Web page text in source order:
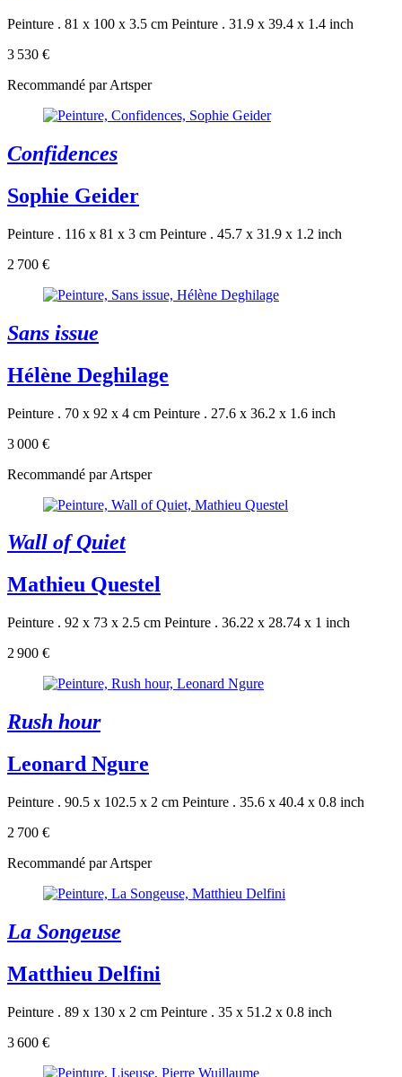
Peinture . 81 x 100 x 3.5 cm Peinture . 31.9 x 39.4 x 1.4 inch
3 530 €
Recommandé par Artsper
Confidences
Sophie Geider
Peinture . 116 x 81 x 3 cm Peinture . 45.7 x 31.9 x 1.2 inch
2 700 €
Sans issue
Hélène Deghilage
Peinture . 70 x 92 x 4 cm Peinture . 27.6 x 36.2 x 1.6 inch
3 000 €
Recommandé par Artsper
Wall of Quiet
Mathieu Questel
Peinture . 92 x 73 x 2.5 cm Peinture . 36.22 x 28.74 x 1 inch
2 900 €
Rush hour
Leonard Ngure
Peinture . 90.5 x 102.5 x 2 cm Peinture . 35.6 x 40.4 x 0.8 inch
2 700 €
Recommandé par Artsper
La Songeuse
Matthieu Delfini
Peinture . 89 x 130 x 2 cm Peinture . 35 x 51.2 x 0.8 inch
3 600 €